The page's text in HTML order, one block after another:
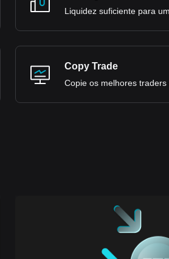
Liquidez suficiente para
Copy Trade
Copie os melhores